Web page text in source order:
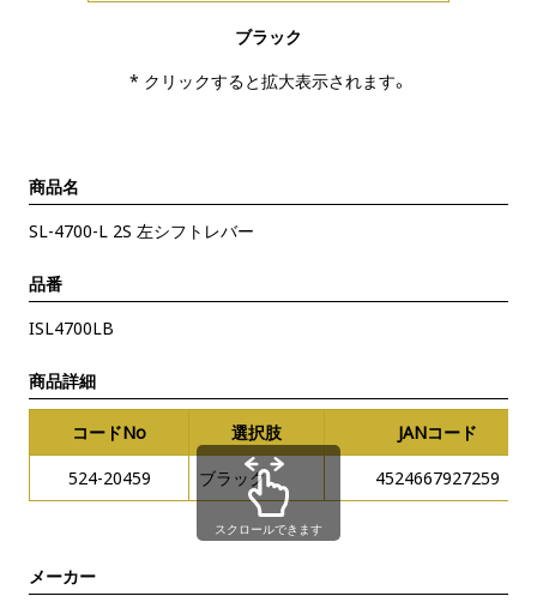
ブラック
* クリックすると拡大表示されます。
商品名
SL-4700-L 2S 左シフトレバー
品番
ISL4700LB
商品詳細
コードNo 選択肢
JANコード
524-20459
ブラック 4524667927259
スクロールできます
メーカー